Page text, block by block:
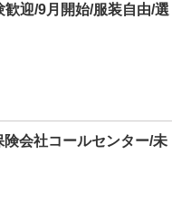
迎/9月開始/服装自由/選
会社コールセンター/未